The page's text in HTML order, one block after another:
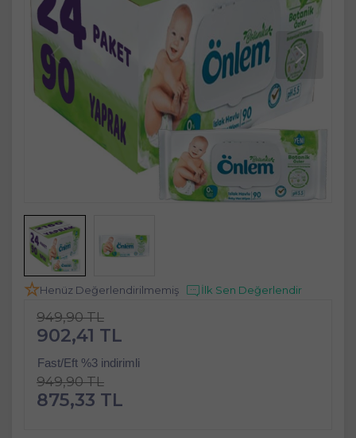
Henüz Değerlendirilmemiş İlk Sen Değerlendir
949,90 TL
902,41 TL
Fast/Eft %3 indirimli
949,90 TL
875,33 TL